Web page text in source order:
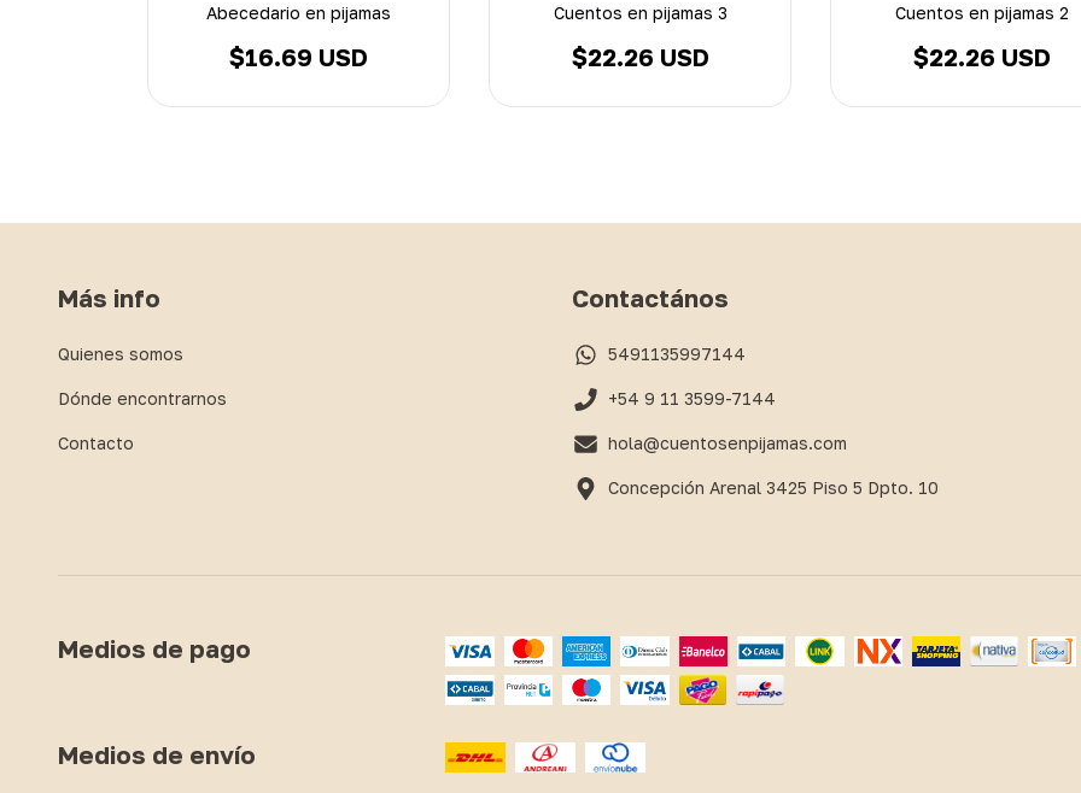
Abecedario en pijamas
$16.69 USD
Cuentos en pijamas 3
$22.26 USD
Cuentos en pijamas 2
$22.26 USD
Más info
Quienes somos
Dónde encontrarnos
Contacto
Contactános
5491135997144
+54 9 11 3599-7144
hola@cuentosenpijamas.com
Concepción Arenal 3425 Piso 5 Dpto. 10
Medios de pago
Medios de envío